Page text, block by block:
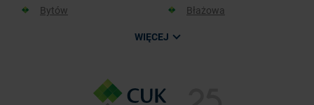
Bytów
Błażowa
WIĘCEJ